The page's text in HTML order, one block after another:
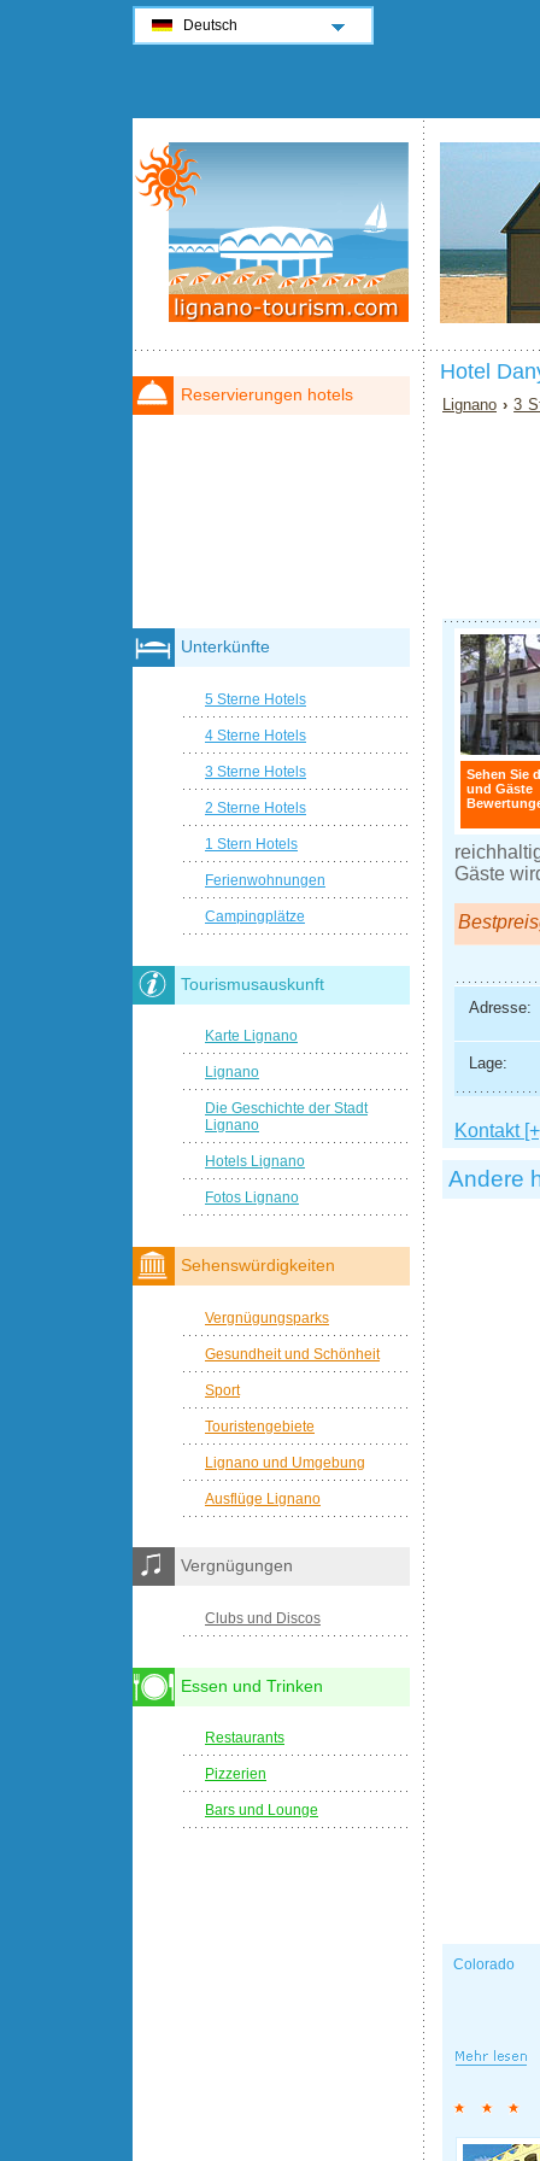
Hotel
Lignano ›3
Sehen Sie
und Gäste
Bewertunge
Gäste
Adresse:
Lage:
Kontakt
Andere
Colorado
Reservierungen hotels
Unterkünfte
5 Sterne Hotels
4 Sterne Hotels
3 Sterne Hotels
2 Sterne Hotels
1 Stern Hotels
Ferienwohnungen
Campingplätze
Tourismusauskunft
Karte Lignano
Lignano
Die Geschichte der Stadt
Lignano
Hotels Lignano
Fotos Lignano
Sehenswürdigkeiten
Vergnügungsparks
Gesundheit und Schönheit
Sport
Touristengebiete
Lignano und Umgebung
Ausflüge Lignano
Vergnügungen
Clubs und Discos
Essen und Trinken
Restaurants
Pizzerien
Bars und Lounge
Deutsch